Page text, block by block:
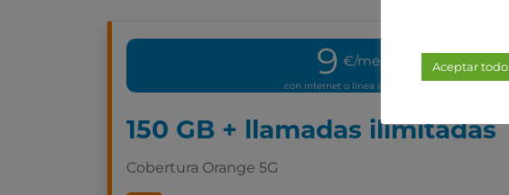
9 €/mes
con internet o línea adicional
150 GB + llamadas ilimitadas
Cobertura Orange 5G
Aceptar todo